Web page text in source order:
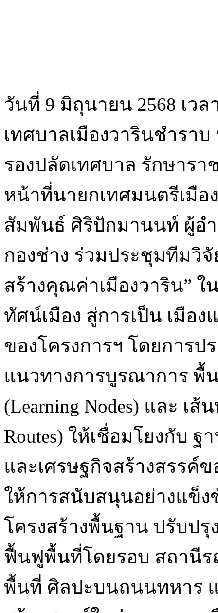
วันที่ 9 มิถุนายน 2568 เว
เทศบาลเมืองวารินชำรา
รองปลัดเทศบาล รักษาร
หน้าที่นายกเทศมนตรีเมือ
สัมพันธ์ ศิริปักมานนท์ ผู้อ
กองช่าง ร่วมประชุมทีมวิ
สร้างคุณค่าเมืองวาริน”
ทัศน์เมือง สู่การเป็น เมือง
ของโครงการฯ โดยการ
แนวทางการบูรณาการ พื้
(Learning Nodes) และ เส้
Routes) ให้เชื่อมโยงกับ
และเศรษฐกิจสร้างสรรค์ข
ให้การสนับสนุนอย่างแข็
โครงสร้างพื้นฐาน ปรับป
ฟื้นฟูพื้นที่โดยรอบ สถานี
พื้นที่ ศิลปะบนถนนทหาร